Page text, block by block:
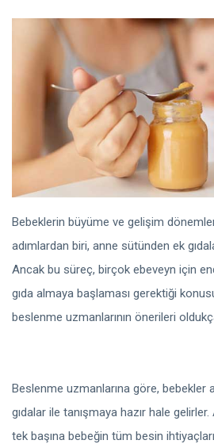
Bebeklerin büyüme ve gelişim
adımlardan biri, anne sütünden ek
Ancak bu süreç, birçok ebeveyn için
gıda almaya başlaması gerektiği
beslenme uzmanlarının önerileri
Beslenme uzmanlarına göre, bebekler
gıdalar ile tanışmaya hazır hale
tek başına bebeğin tüm besin